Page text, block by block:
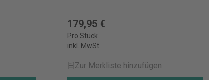
179,95 €
Pro Stück
inkl. MwSt.
Zur Merkliste hinzufügen